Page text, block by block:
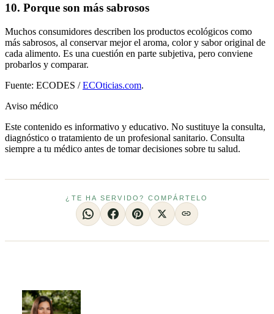
10. Porque son más sabrosos
Muchos consumidores describen los productos ecológicos como
más sabrosos, al conservar mejor el aroma, color y sabor original de
cada alimento. Es una cuestión en parte subjetiva, pero conviene
probarlos y comparar.
Fuente: ECODES /ECOticias.com.
Aviso médico
Este contenido es informativo y educativo. No sustituye la consulta,
diagnóstico o tratamiento de un profesional sanitario. Consulta
siempre a tu médico antes de tomar decisiones sobre tu salud.
¿TE HA SERVIDO? COMPÁRTELO